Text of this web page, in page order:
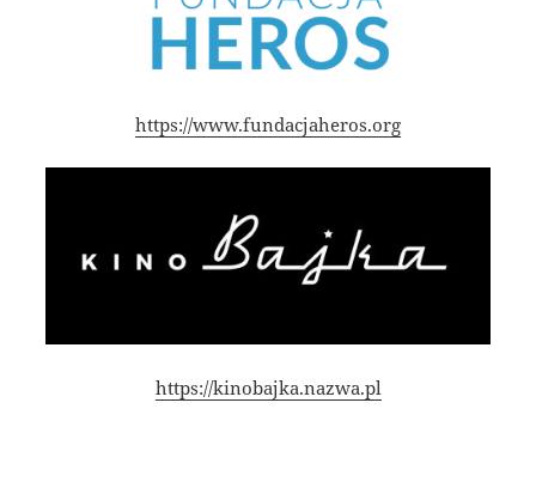
https://www.fundacjaheros.org
https://kinobajka.nazwa.pl